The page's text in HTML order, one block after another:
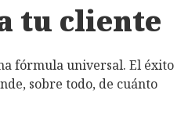
tu cliente
fórmula universal. El éxito
sobre todo, de cuánto